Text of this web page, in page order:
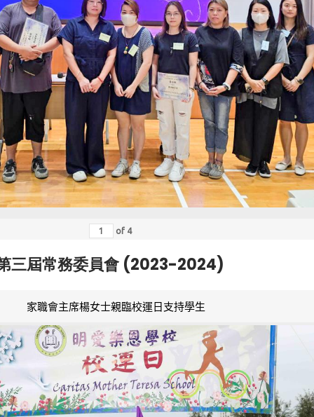
of 4
三屆常務委員會 (2023-2024)
家職會主席楊女士親臨校運日支持學生